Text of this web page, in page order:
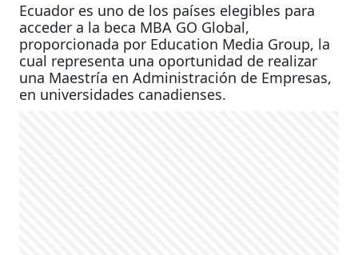
Ecuador es uno de los países elegibles para
acceder a la beca MBA GO Global,
proporcionada por Education Media Group, la
cual representa una oportunidad de realizar
una Maestría en Administración de Empresas,
en universidades canadienses.